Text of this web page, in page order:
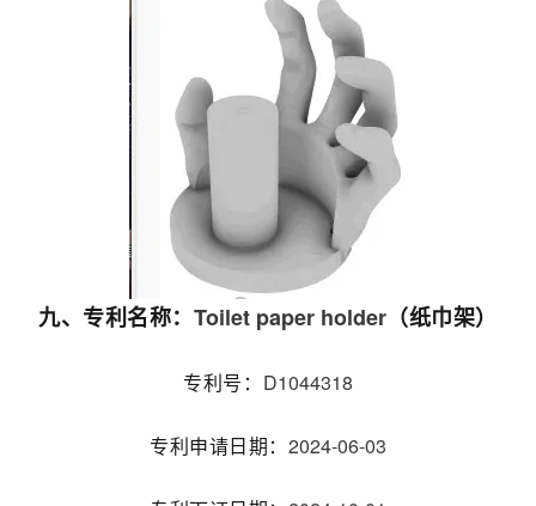
九、专利名称：Toilet paper holder （纸巾架）
专利号： D1044318
专利申请日期： 2024-06-03